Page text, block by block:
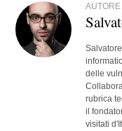
AUTORE
delle
rubrica
il
visitati